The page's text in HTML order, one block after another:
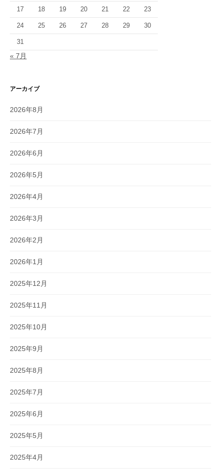
17 18 19 20 21 22 23
24 25 26 27 28 29 30
31
« 7月
アーカイブ
2026年8月
2026年7月
2026年6月
2026年5月
2026年4月
2026年3月
2026年2月
2026年1月
2025年12月
2025年11月
2025年10月
2025年9月
2025年8月
2025年7月
2025年6月
2025年5月
2025年4月